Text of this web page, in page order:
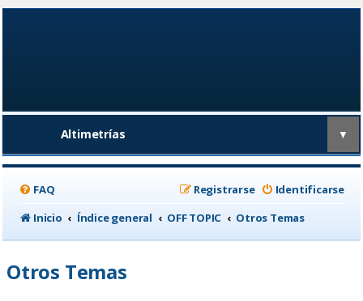
Altimetrías ▼
FAQ Identificarse
Registrarse
Inicio
Índice general OFF TOPIC Otros Temas
Otros Temas